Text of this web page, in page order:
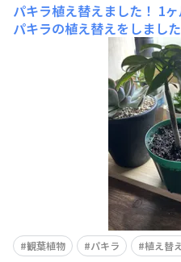
パキラ植え替えました！ 1
パキラの植え替えをしまし
枯れてしまいました。今回
機)を頼って植え替えました
イソーのせいにします！笑
れた栄養豊富な土。観葉植
観葉植物 パキラ 植え替え